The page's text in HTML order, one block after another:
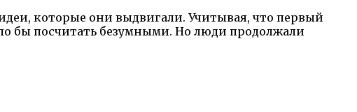
которые они выдвигали. Учитывая, что первый
бы посчитать безумными. Но люди продолжали